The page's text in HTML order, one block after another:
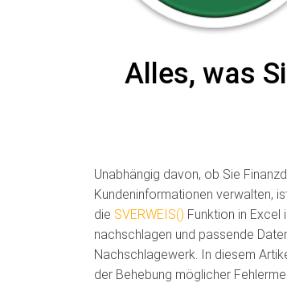
Alles, was
Unabhängig davon, ob Sie
Kundeninformationen verwalten,
die SVERWEIS() Funktion in
nachschlagen und passende
Nachschlagewerk. In diesem
der Behebung möglicher